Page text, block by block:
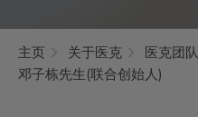
主页 关于医克 医克团队
邓子栋先生(联合创始人)